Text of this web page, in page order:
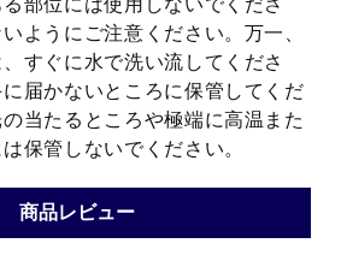
部位には使用しないでくださ
ようにご注意ください。万一、
すぐに水で洗い流してくださ
届かないところに保管してくだ
当たるところや極端に高温また
保管しないでください。
商品レビュー